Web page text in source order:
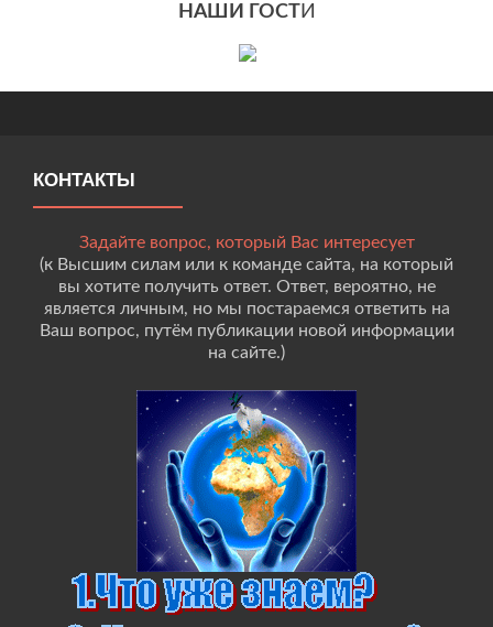
НАШИ ГОСТИ
КОНТАКТЫ
Задайте вопрос, который Вас интересует
(к Высшим силам или к команде сайта, на который
вы хотите получить ответ. Ответ, вероятно, не
является личным, но мы постараемся ответить на
Ваш вопрос, путём публикации новой информации
на сайте.)